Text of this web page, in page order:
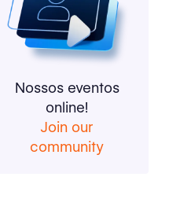
Nossos eventos
online!
Join our
community